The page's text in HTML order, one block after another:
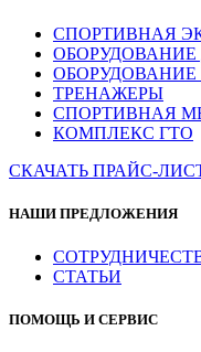
СПОРТИВНАЯ
ОБОРУДОВАНИЕ
ТРЕНАЖЕРЫ
СПОРТИВНАЯ
КОМПЛЕКС ГТО
СКАЧАТЬ ПРАЙС-
НАШИ ПРЕДЛОЖЕНИЯ
СТАТЬИ
ПОМОЩЬ И СЕРВИС